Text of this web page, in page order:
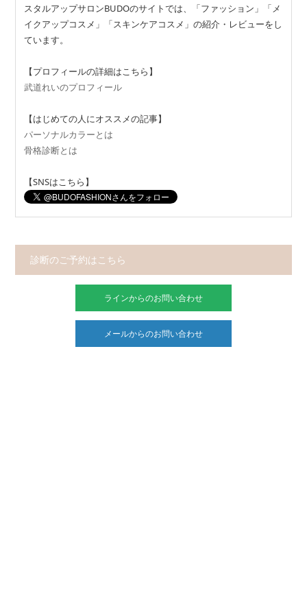
スタルアップサロンBUDOのサイトでは、「ファッション」「メ
イクアップコスメ」「スキンケアコスメ」の紹介・レビューをし
ています。
【プロフィールの詳細はこちら】
武道れいのプロフィール
【はじめての人にオススメの記事】
パーソナルカラーとは
骨格診断とは
【SNSはこちら】
診断のご予約はこちら
ラインからのお問い合わせ
メールからのお問い合わせ